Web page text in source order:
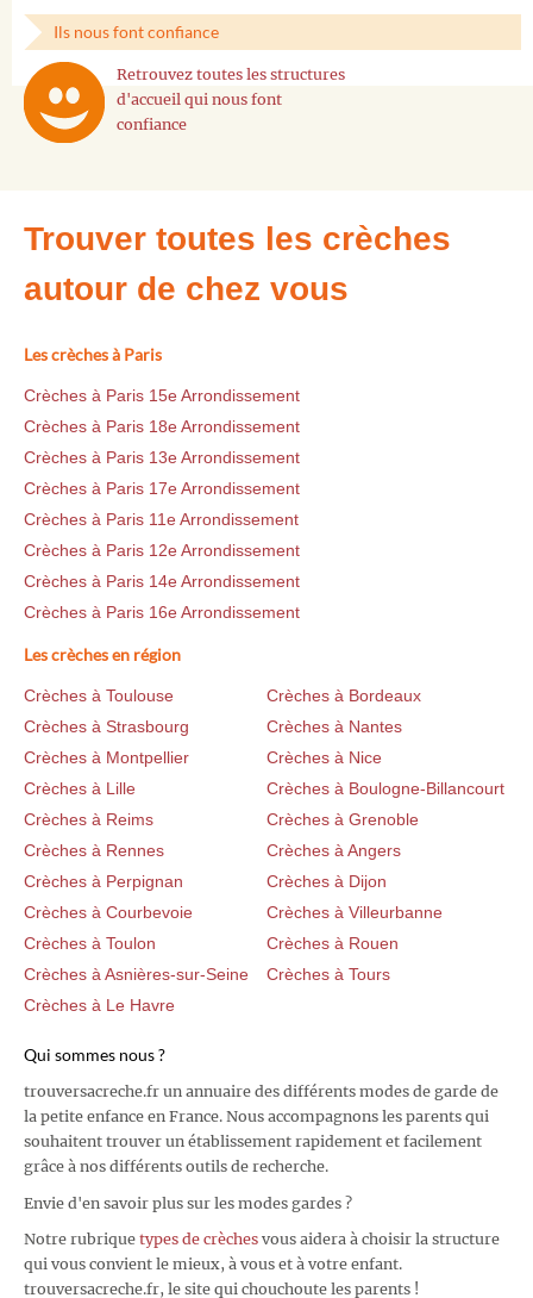
Ils nous font confiance
Retrouvez toutes les structures
d'accueil qui nous font
confiance
Trouver toutes les crèches
autour de chez vous
Les crèches à Paris
Crèches à Paris 15e Arrondissement
Crèches à Paris 18e Arrondissement
Crèches à Paris 13e Arrondissement
Crèches à Paris 17e Arrondissement
Crèches à Paris 11e Arrondissement
Crèches à Paris 12e Arrondissement
Crèches à Paris 14e Arrondissement
Crèches à Paris 16e Arrondissement
Les crèches en région
Crèches à Toulouse
Crèches à Bordeaux
Crèches à Strasbourg
Crèches à Nantes
Crèches à Montpellier
Crèches à Nice
Crèches à Lille
Crèches à Boulogne-Billancourt
Crèches à Reims
Crèches à Grenoble
Crèches à Rennes
Crèches à Angers
Crèches à Perpignan
Crèches à Dijon
Crèches à Courbevoie
Crèches à Villeurbanne
Crèches à Toulon
Crèches à Rouen
Crèches à Asnières-sur-Seine
Crèches à Tours
Crèches à Le Havre
Qui sommes nous ?
trouversacreche.fr un annuaire des différents modes de garde de
la petite enfance en France. Nous accompagnons les parents qui
souhaitent trouver un établissement rapidement et facilement
grâce à nos différents outils de recherche.
Envie d'en savoir plus sur les modes gardes ?
Notre rubrique types de crèches vous aidera à choisir la structure
qui vous convient le mieux, à vous et à votre enfant.
trouversacreche.fr, le site qui chouchoute les parents !